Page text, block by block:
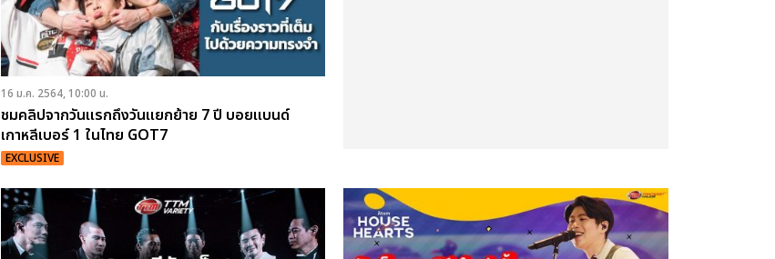
16 ม.ค. 2564, 10:00 น.
ชมคลิปจากวันแรกถึงวันแยกย้าย 7 ปี บอยแบนด์
เกาหลีเบอร์ 1 ในไทย GOT7
EXCLUSIVE